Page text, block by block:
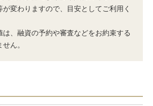
変わりますので、目安としてご利用く
、融資の予約や審査などをお約束する
ん。